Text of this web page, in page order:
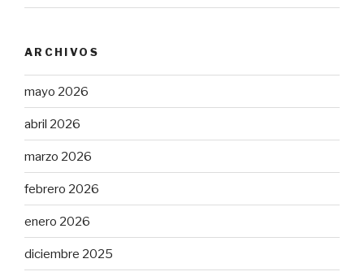
ARCHIVOS
mayo 2026
abril 2026
marzo 2026
febrero 2026
enero 2026
diciembre 2025